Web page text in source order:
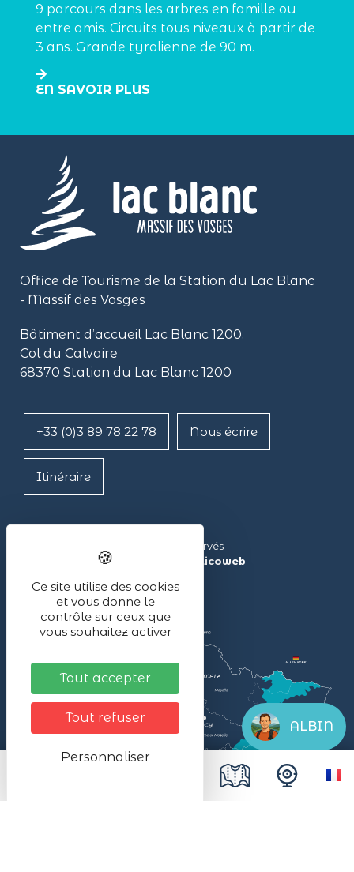
9 parcours dans les arbres en famille ou
entre amis. Circuits tous niveaux à partir de
3 ans. Grande tyrolienne de 90 m.
EN SAVOIR PLUS
Office de Tourisme de la Station du Lac Blanc
- Massif des Vosges
Bâtiment d’accueil Lac Blanc 1200,
Col du Calvaire
68370 Station du Lac Blanc 1200
+33 (0)3 89 78 22 78 Nous écrire
Itinéraire
Lac Blanc ©2024 – Tous droits réservés
Réalisé avec ❤ par l’agence
illicoweb
ALBIN
Ce site utilise des cookies
et vous donne le
contrôle sur ceux que
vous souhaitez activer
Tout accepter
Tout refuser
Personnaliser